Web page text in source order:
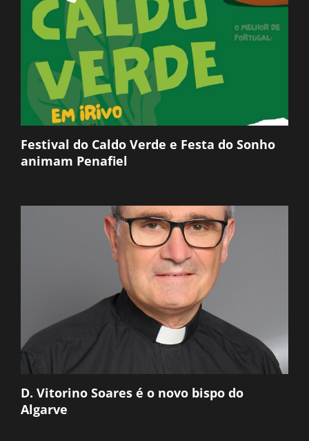
Festival do Caldo Verde e Festa do Sonho
animam Penafiel
D. Vitorino Soares é o novo bispo do
Algarve